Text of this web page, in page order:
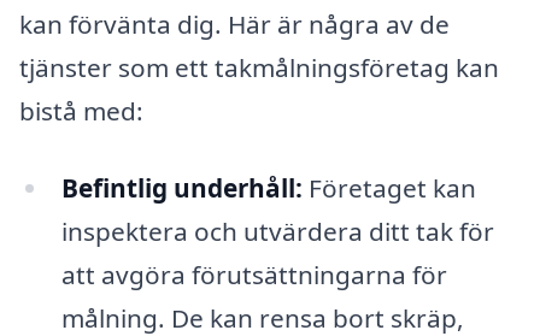
kan förvänta dig. Här är några av de
tjänster som ett takmålningsföretag kan
bistå med:
Befintlig underhåll: Företaget kan
inspektera och utvärdera ditt tak för
att avgöra förutsättningarna för
målning. De kan rensa bort skräp,